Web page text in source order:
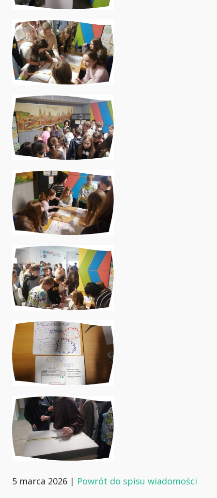
5 marca 2026 | Powrót do spisu wiadomości